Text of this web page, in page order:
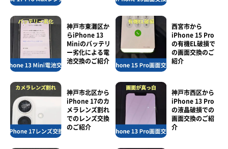
神戸市東灘区か
らiPhone 13
Miniのバッテリ
ー劣化による電
池交換のご紹介
西宮市から
iPhone 15 Pro
の有機EL破損で
の画面交換のご
紹介
神戸市北区から
iPhone 17のカ
メラレンズ割れ
でのレンズ交換
のご紹介
神戸市西区から
iPhone 13 Pro
の液晶破損での
画面交換のご紹
介